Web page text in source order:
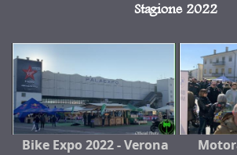
Stagione 2022
Bike Expo 2022 - Verona